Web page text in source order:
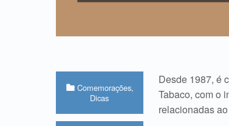
Desde 1987, é
Tabaco, com o
relacionadas
Categorized in:
Comemorações,
Dicas